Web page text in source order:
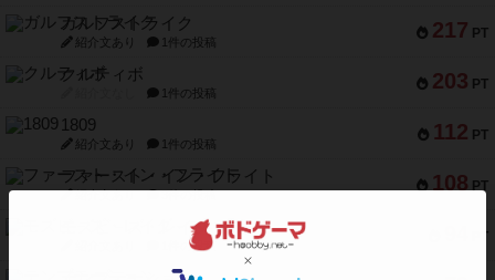
217 PT
ガルフストライク
紹介文あり 1件の投稿
203 PT
クルティボ
1件の投稿
112 PT
1809
紹介文あり 1件の投稿
108 PT
ファースト・イン・フライト
紹介文あり 3件の投稿
PT
モズビ－ズ・レイダ－ズ
1件の投稿